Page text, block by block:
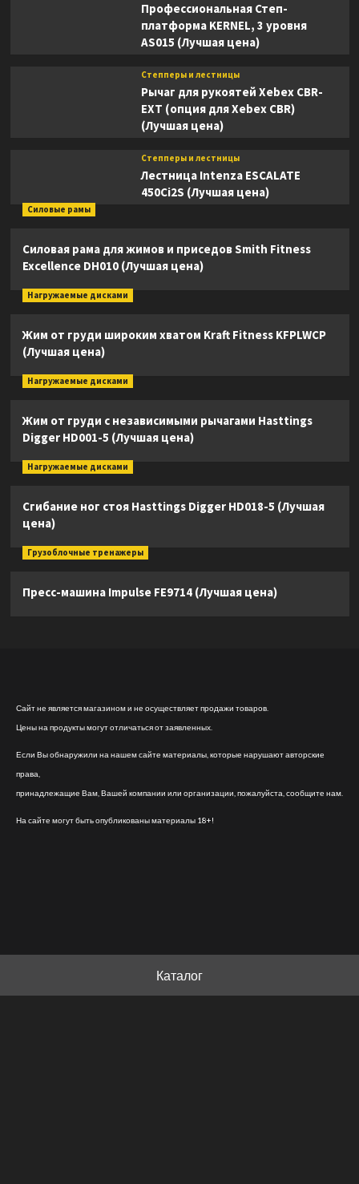
Профессиональная Степ-
платформа KERNEL, 3 уровня
AS015 (Лучшая цена)
Степперы и лестницы
Рычаг для рукоятей Xebex CBR-
EXT (опция для Xebex CBR)
(Лучшая цена)
Степперы и лестницы
Лестница Intenza ESCALATE
450Ci2S (Лучшая цена)
Силовые рамы
Силовая рама для жимов и приседов Smith Fitness
Excellence DH010 (Лучшая цена)
Нагружаемые дисками
Жим от груди широким хватом Kraft Fitness KFPLWCP
(Лучшая цена)
Нагружаемые дисками
Жим от груди с независимыми рычагами Hasttings
Digger HD001-5 (Лучшая цена)
Нагружаемые дисками
Сгибание ног стоя Hasttings Digger HD018-5 (Лучшая
цена)
Грузоблочные тренажеры
Пресс-машина Impulse FE9714 (Лучшая цена)
Сайт не является магазином и не осуществляет продажи товаров.
Цены на продукты могут отличаться от заявленных.
Если Вы обнаружили на нашем сайте материалы, которые нарушают авторские
права,
принадлежащие Вам, Вашей компании или организации, пожалуйста, сообщите нам.
На сайте могут быть опубликованы материалы 18+!
Каталог